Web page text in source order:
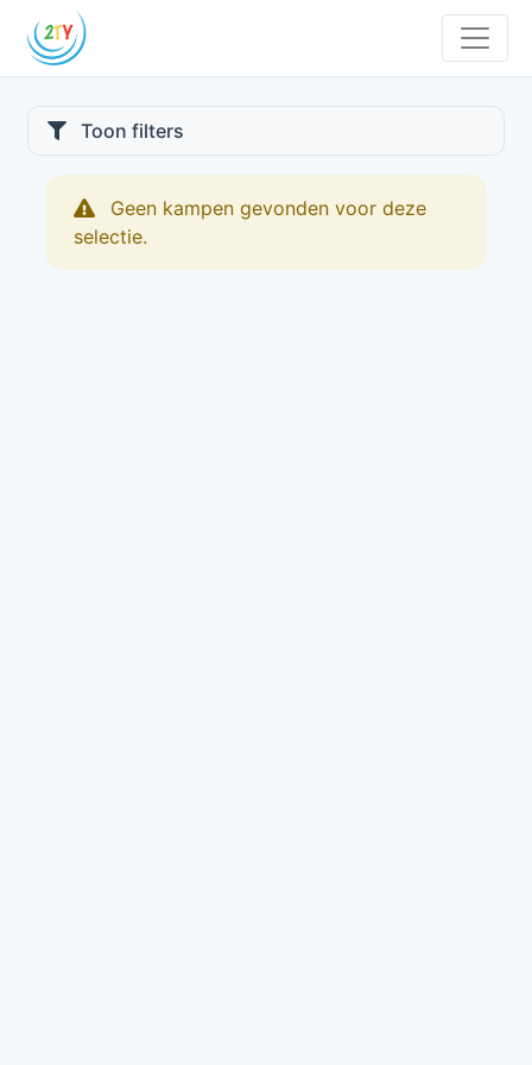
Toon filters
Geen kampen gevonden voor deze
selectie.